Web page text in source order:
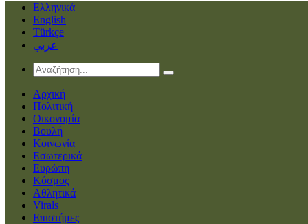
Ελληνικά
English
Türkçe
عربي
Αρχική
Πολιτική
Οικονομία
Βουλή
Κοινωνία
Εσωτερικά
Ευρώπη
Κόσμος
Αθλητικά
Virals
Επιστήμες